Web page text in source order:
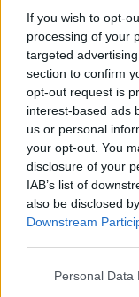
If you wish to opt-
processing of your
targeted
section to confirm
opt-out request is
interest-based ads
us or personal
your opt-out. You
disclosure of your
IAB’s list of
also be disclosed
Downstream
Personal Data
Actus Info
Pourquoi le